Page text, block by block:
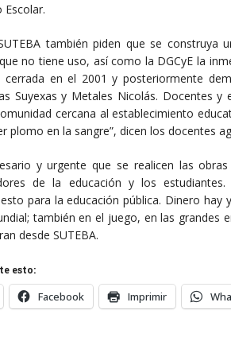
Escolar.
también piden que se
no tiene uso, así como la DGCyE la
cerrada en el 2001 y posteriormente
Suyexas y Metales Nicolás. Docentes
cercana al establecimiento
plomo en la sangre”, dicen los docentes
y urgente que se realicen las
de la educación y los
para la educación pública. Dinero
también en el juego, en las grandes
desde SUTEBA.
esto:
Facebook Imprimir